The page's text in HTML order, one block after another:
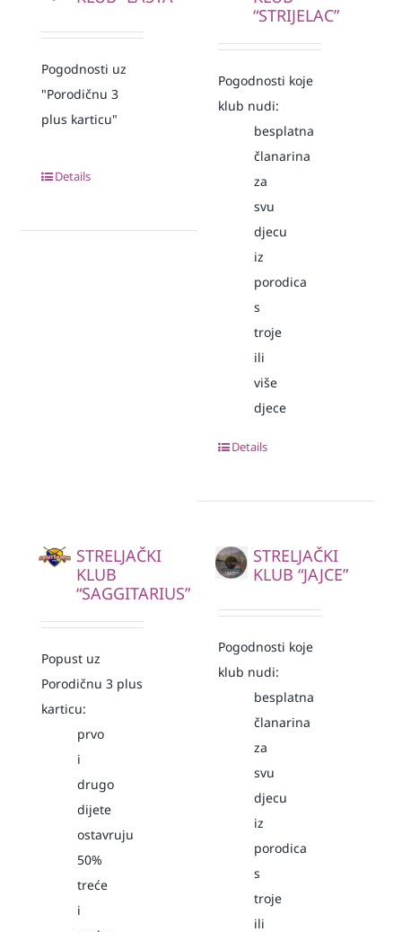
Pogodnosti uz
"Porodičnu 3
plus karticu"
Details
“STRIJELAC”
Pogodnosti koje
klub nudi:
besplatna
članarina
za
svu
djecu
iz
porodica
s
troje
ili
više
djece
Details
STRELJAČKI
KLUB
“SAGGITARIUS”
Popust uz
Porodičnu 3 plus
karticu:
prvo
i
drugo
dijete
ostavruju
50%
treće
i
STRELJAČKI
KLUB “JAJCE”
Pogodnosti koje
klub nudi:
besplatna
članarina
za
svu
djecu
iz
porodica
s
troje
ili